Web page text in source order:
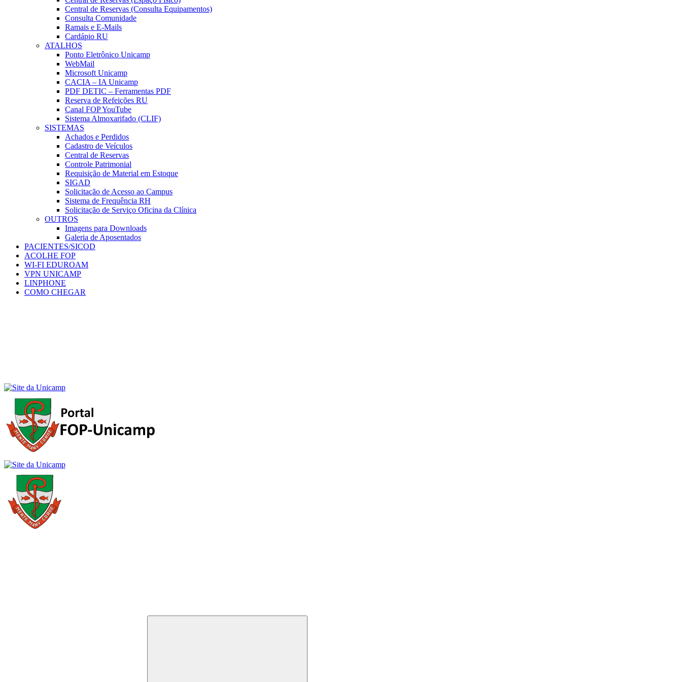
Central de Reservas (Consulta Equipamentos)
Consulta Comunidade
Ramais e E-Mails
Cardápio RU
ATALHOS
Ponto Eletrônico Unicamp
WebMail
Microsoft Unicamp
CACIA – IA Unicamp
PDF DETIC – Ferramentas PDF
Reserva de Refeições RU
Canal FOP YouTube
Sistema Almoxarifado (CLIF)
SISTEMAS
Achados e Perdidos
Cadastro de Veículos
Central de Reservas
Controle Patrimonial
Requisição de Material em Estoque
SIGAD
Solicitação de Acesso ao Campus
Sistema de Frequência RH
Solicitação de Serviço Oficina da Clínica
OUTROS
Imagens para Downloads
Galeria de Aposentados
PACIENTES/SICOD
ACOLHE FOP
WI-FI EDUROAM
VPN UNICAMP
LINPHONE
COMO CHEGAR